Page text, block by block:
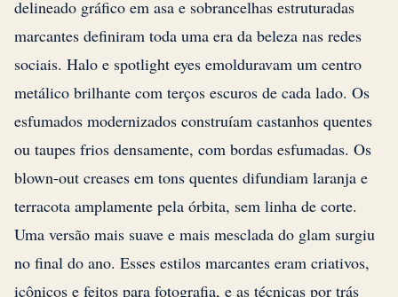
delineado gráfico em asa e sobrancelhas estruturadas
marcantes definiram toda uma era da beleza nas redes
sociais. Halo e spotlight eyes emolduravam um centro
metálico brilhante com terços escuros de cada lado. Os
esfumados modernizados construíam castanhos quentes
ou taupes frios densamente, com bordas esfumadas. Os
blown-out creases em tons quentes difundiam laranja e
terracota amplamente pela órbita, sem linha de corte.
Uma versão mais suave e mais mesclada do glam surgiu
no final do ano. Esses estilos marcantes eram criativos,
icônicos e feitos para fotografia, e as técnicas por trás